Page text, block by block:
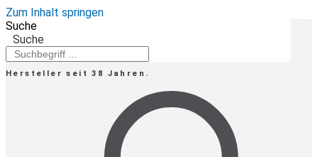
Zum Inhalt springen
Suche
Suche
Hersteller seit 38 Jahren.